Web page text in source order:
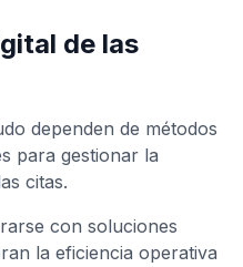
de las
dependen de métodos
para gestionar la
citas.
con soluciones
la eficiencia operativa